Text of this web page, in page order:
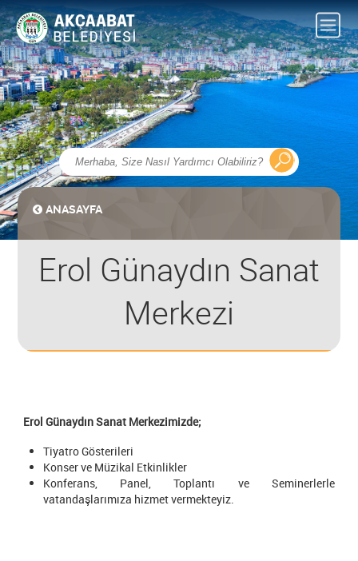
ANASAYFA
Erol Günaydın Sanat
Merkezi
Erol Günaydın Sanat Merkezimizde;
Tiyatro Gösterileri
Konser ve Müzikal Etkinlikler
Konferans, Panel, Toplantı ve Seminerlerle
vatandaşlarımıza hizmet vermekteyiz.